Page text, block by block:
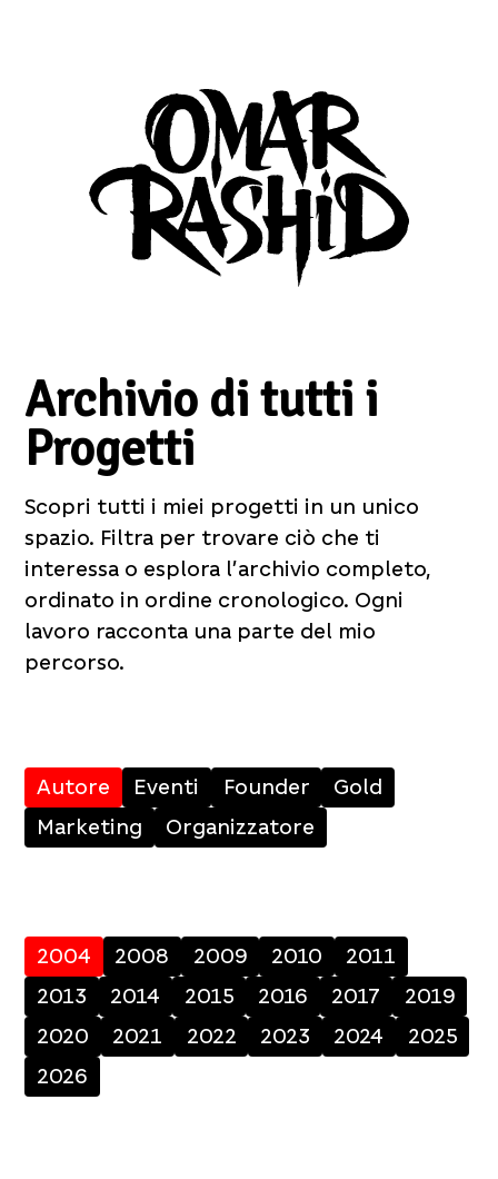
Archivio di tutti i
Progetti
Scopri tutti i miei progetti in un unico
spazio. Filtra per trovare ciò che ti
interessa o esplora l’archivio completo,
ordinato in ordine cronologico. Ogni
lavoro racconta una parte del mio
percorso.
Autore Eventi Founder
Gold
Marketing
Organizzatore
2004 2008 2009 2010
2011
2013
2014 2015 2016 2017
2019
2020
2021 2022 2023 2024
2025
2026